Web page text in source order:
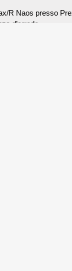
R Naos presso
d’arredo.